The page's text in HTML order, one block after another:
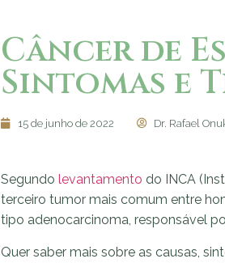
Câncer de
Sintomas e
15 de junho de 2022 Dr. Rafael
Segundo levantamento do INCA
terceiro tumor mais comum entre
tipo adenocarcinoma, responsável
Quer saber mais sobre as causas,